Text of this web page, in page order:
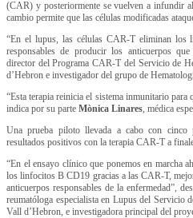
(CAR) y posteriormente se vuelven a infundir
cambio permite que las células modificadas
“En el lupus, las células CAR-T eliminan los
responsables de producir los anticuerpos
director del Programa CAR-T del Servicio de
d’Hebron e investigador del grupo de
“Esta terapia reinicia el sistema inmunitario para
indica por su parte Mònica Linares , médica
Una prueba piloto llevada a cabo con cinco
resultados positivos con la terapia CAR-T a
“En el ensayo clínico que ponemos en marcha
los linfocitos B CD19 gracias a las CAR-T,
anticuerpos responsables de la enfermedad”,
reumatóloga especialista en Lupus del Servicio
Vall d’Hebron, e investigadora principal del